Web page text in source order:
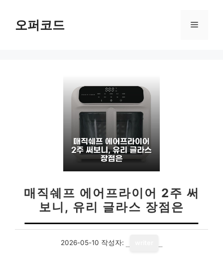
오퍼코드 메
매직쉐프 에어프라이어 2주 써
보니, 유리 글라스 장점은
2026-05-10 작성자: